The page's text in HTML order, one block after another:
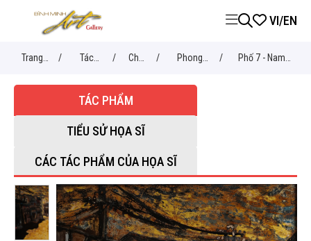
VI/EN
Trang
chủ
/ Tác
phẩm
/ Chủ
đề
/ Phong
cảnh
/ Phố 7 - Nam
TÁC PHẨM
TIỂU SỬ HỌA SĨ
CÁC TÁC PHẨM CỦA HỌA SĨ